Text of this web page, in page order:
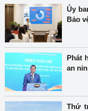
Ủy
Bảo
Phát
an
Thứ